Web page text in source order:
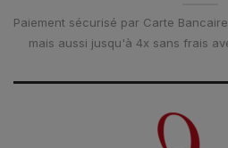
Paiement sécurisé par Carte
mais aussi jusqu'à 4x sans frais